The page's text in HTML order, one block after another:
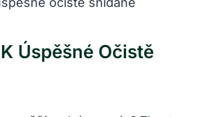
Úspěšné Očistě